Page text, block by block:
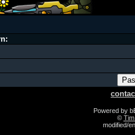
Powered by
©
modified/